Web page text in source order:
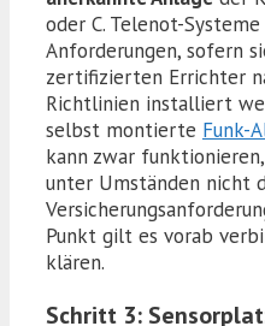
oder C. Telenot-
Anforderungen, sofern
zertifizierten Errichter
Richtlinien installiert
selbst montierte Funk-
kann zwar
unter Umständen nicht
Punkt gilt es vorab
klären.
Schritt 3: